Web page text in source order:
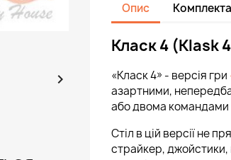

Опис
Класк 4 (Klask
«Класк 4» - версія гри
азартними,
або двома командами
Стіл в цій версії не
страйкер, джойстики,